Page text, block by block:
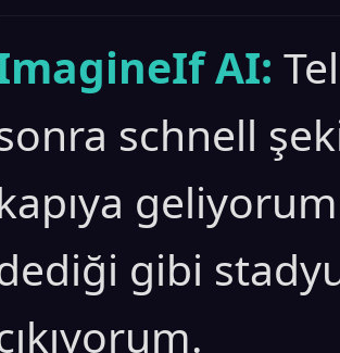
AI:
schnell
gibi